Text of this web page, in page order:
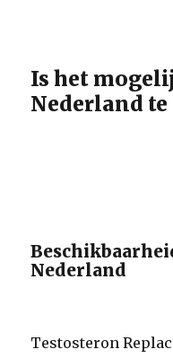
Is het
Nederland
Nederland
Testosteron